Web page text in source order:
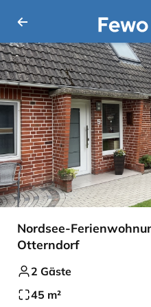
Nordsee-
Otterndorf
2 Gäste
45 m²